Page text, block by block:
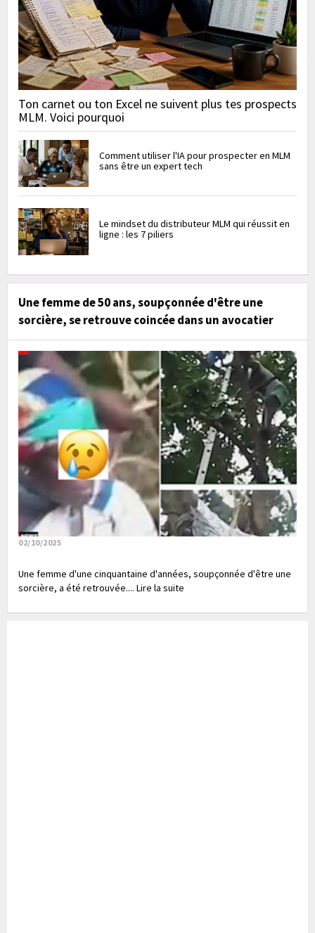
Ton carnet ou ton Excel ne suivent plus tes prospects
MLM. Voici pourquoi
Comment utiliser l'IA pour prospecter en MLM
sans être un expert tech
Le mindset du distributeur MLM qui réussit en
ligne : les 7 piliers
Une femme de 50 ans, soupçonnée d'être une
sorcière, se retrouve coincée dans un avocatier
02/10/2025
Une femme d'une cinquantaine d'années, soupçonnée d'être une
sorcière, a été retrouvée.... Lire la suite